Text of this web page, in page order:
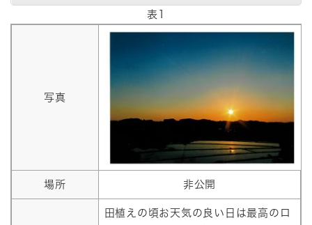
写真
場所 非公開
田植えの頃お天気の良い日は最高のロ
表1